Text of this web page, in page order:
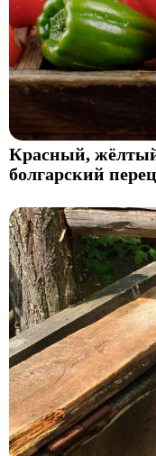
Красный,
болгарский